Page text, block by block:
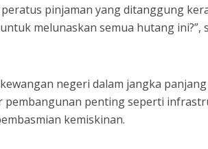
pinjaman yang ditanggung
melunaskan semua hutang ini?”,
negeri dalam jangka
pembangunan penting seperti
kemiskinan.